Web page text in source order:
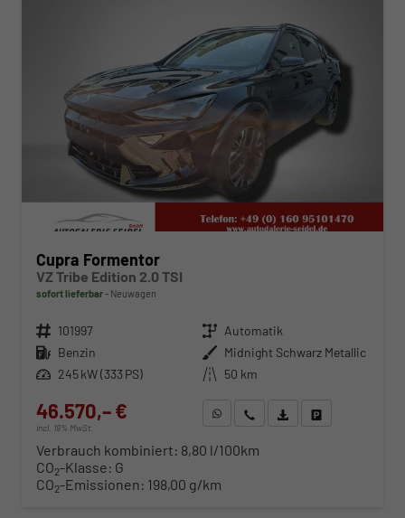
Cupra Formentor
VZ Tribe Edition 2.0 TSI
sofort lieferbar Neuwagen
Fahrzeugnr. 101997 Getriebe Automatik
Kraftstoff Benzin Außenfarbe Midnight Schwarz Metallic
Leistung 245 kW (333 PS) Kilometerstand 50 km
46.570,– €
incl. 19% MwSt.
WhatsApp anfragen
Wir rufen Sie anFahrzeugexposé (PDF)
Verbrauch kombiniert: 8,80 l/100km
CO2-Klasse: G
CO2-Emissionen: 198,00 g/km